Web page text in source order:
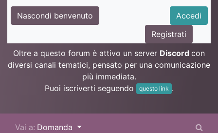
Nascondi benvenuto
Accedi
Registrati
Oltre a questo forum è attivo un server Discord con
diversi canali tematici, pensato per una comunicazione
più immediata.
Puoi iscriverti seguendo
questo link .
Vai a: Domanda